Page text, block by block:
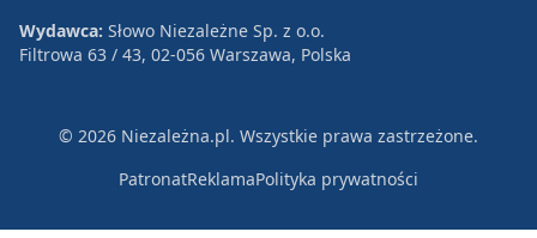
Wydawca: Słowo Niezależne Sp. z o.o.
Filtrowa 63 / 43, 02-056 Warszawa, Polska
© 2026 Niezależna.pl. Wszystkie prawa zastrzeżone.
PatronatReklamaPolityka prywatności